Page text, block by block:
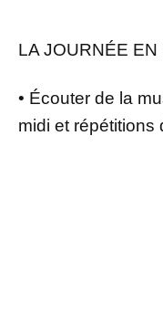
LA JOURNÉE EN
• Écouter de la
midi et répétitions